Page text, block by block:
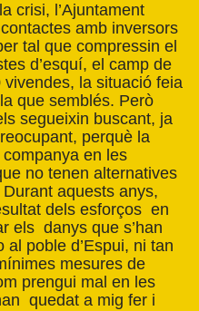
crisi, l’Ajuntament
amb inversors
tal que compressin el
d’esquí, el camp de
la situació feia
que semblés. Però
segueixin buscant, ja
perquè la
en les
no tenen alternatives
aquests anys,
dels esforços en
els danys que s’han
poble d’Espui, ni tan
mesures de
prengui mal en les
quedat a mig fer i